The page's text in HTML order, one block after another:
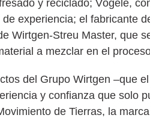
y reciclado; Vögele,
experiencia; el fabricante
Wirtgen-Streu Master, que
a mezclar en el
del Grupo Wirtgen –que
y confianza que solo
de Tierras, la